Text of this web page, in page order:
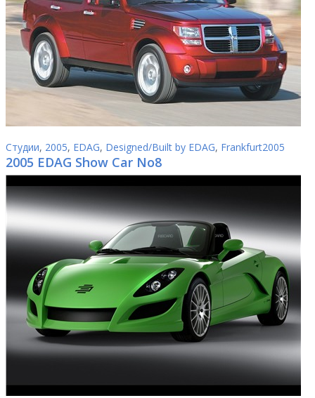
Студии, 2005, EDAG, Designed/Built by EDAG, Frankfurt2005
2005 EDAG Show Car No8